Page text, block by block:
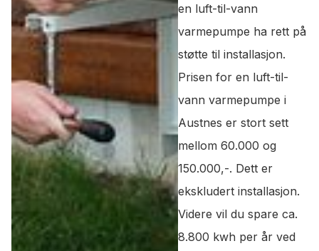
en luft-til-vann
varmepumpe ha rett på
støtte til installasjon.
Prisen for en luft-til-
vann varmepumpe i
Austnes er stort sett
mellom 60.000 og
150.000,-. Dett er
ekskludert installasjon.
Videre vil du spare ca.
8.800 kwh per år ved